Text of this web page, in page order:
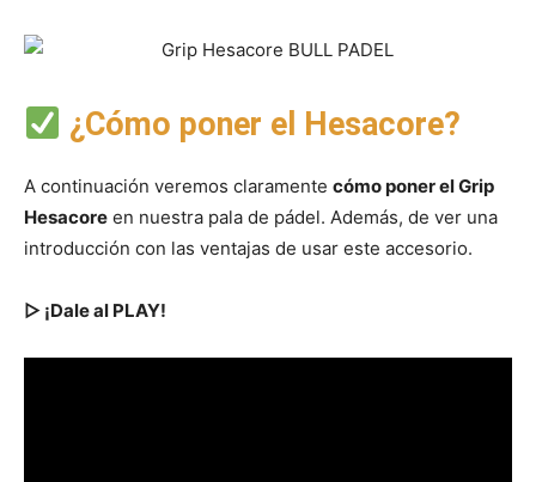
¿Cómo poner el Hesacore?
A continuación veremos claramente cómo poner el Grip
Hesacore en nuestra pala de pádel. Además, de ver una
introducción con las ventajas de usar este accesorio.
▷ ¡Dale al PLAY!